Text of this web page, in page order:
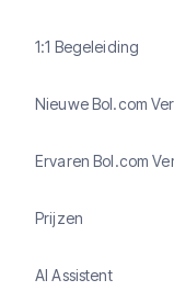
1:1 Begeleiding
Nieuwe Bol.com
Ervaren Bol.com
Prijzen
AI Assistent